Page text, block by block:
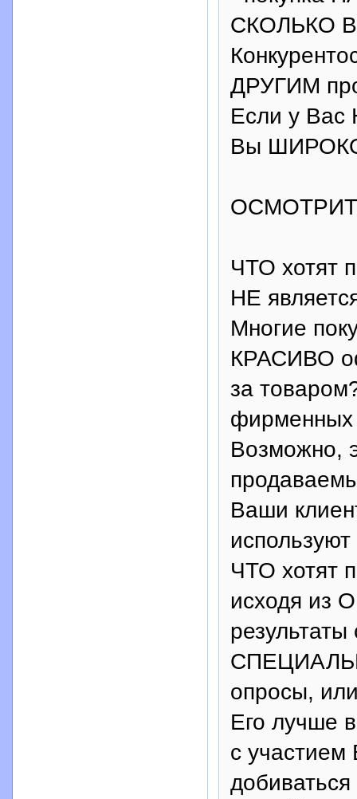
СКОЛЬКО
ДРУГИМ
Если у
Вы
ЧТО хотят
НЕ
Многие
КРАСИВО
за
Возможно,
Ваши
ЧТО хотят
исходя из
опросы,
Его лучше
с